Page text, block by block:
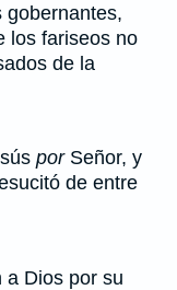
gobernantes,
los fariseos no
de la
porSeñor, y
de entre
a Dios por su